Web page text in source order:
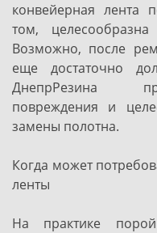
конвейерная лента
том,
Возможно, после
еще достаточно
ДнепрРезина
повреждения и
замены полотна.
Когда может
ленты
На практике порой